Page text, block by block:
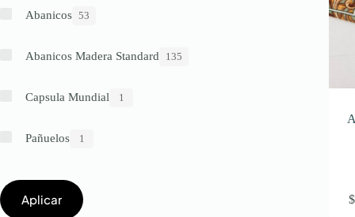
$
Abanicos
Abanicos Madera Standard
Capsula Mundial
Pañuelos
Aplicar